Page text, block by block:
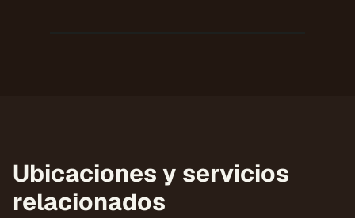
Ubicaciones y servicios
relacionados